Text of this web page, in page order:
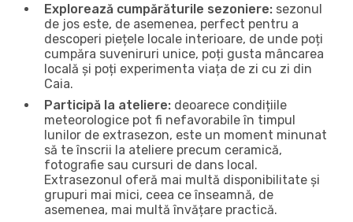
Explorează cumpărăturile sezoniere: sezonul
de jos este, de asemenea, perfect pentru a
descoperi piețele locale interioare, de unde poți
cumpăra suveniruri unice, poți gusta mâncarea
locală și poți experimenta viața de zi cu zi din
Caia.
Participă la ateliere: deoarece condițiile
meteorologice pot fi nefavorabile în timpul
lunilor de extrasezon, este un moment minunat
să te înscrii la ateliere precum ceramică,
fotografie sau cursuri de dans local.
Extrasezonul oferă mai multă disponibilitate și
grupuri mai mici, ceea ce înseamnă, de
asemenea, mai multă învățare practică.